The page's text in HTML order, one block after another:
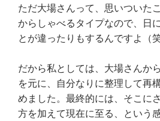
ただ大場さんって、思いついた
からしゃべるタイプなので、日
とが違ったりもするんですよ（笑
だから私としては、大場さんか
を元に、自分なりに整理して再
めました。最終的には、そこに
方を加えて現在に至る、という